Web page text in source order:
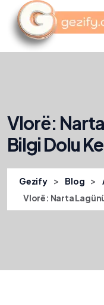
Vlorë:
Bilgi Dolu
Gezify > Blog >
Vlorë: Narta